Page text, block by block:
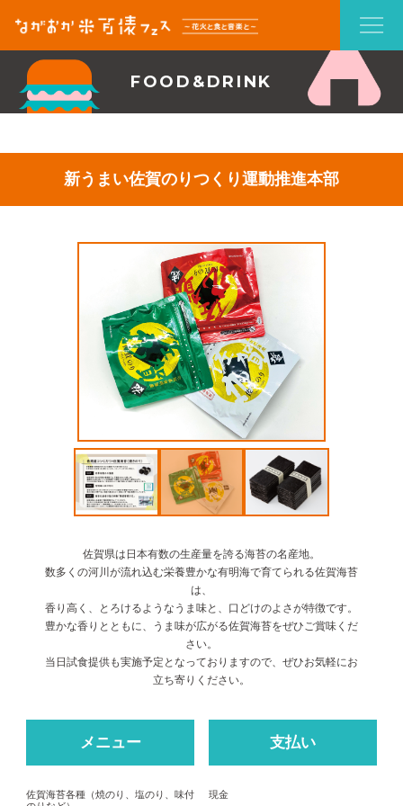
FOOD&DRINK
新うまい佐賀のりつくり運動推進本部
佐賀県は日本有数の生産量を誇る海苔の名産地。
数多くの河川が流れ込む栄養豊かな有明海で育てられる佐賀海苔
は、
香り高く、とろけるようなうま味と、口どけのよさが特徴です。
豊かな香りとともに、うま味が広がる佐賀海苔をぜひご賞味くだ
さい。
当日試食提供も実施予定となっておりますので、ぜひお気軽にお
立ち寄りください。
メニュー
佐賀海苔各種（焼のり、塩のり、味付
支払い
現金